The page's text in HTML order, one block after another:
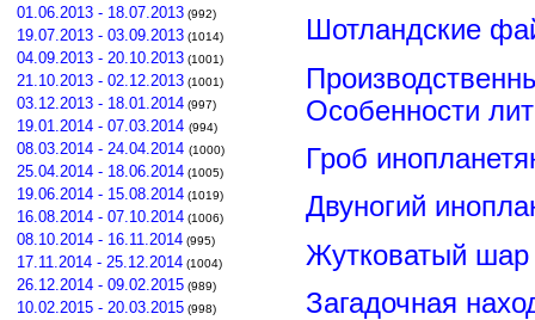
01.06.2013 - 18.07.2013 (992)
19.07.2013 - 03.09.2013 (1014)
04.09.2013 - 20.10.2013 (1001)
21.10.2013 - 02.12.2013 (1001)
03.12.2013 - 18.01.2014 (997)
19.01.2014 - 07.03.2014 (994)
08.03.2014 - 24.04.2014 (1000)
25.04.2014 - 18.06.2014 (1005)
19.06.2014 - 15.08.2014 (1019)
16.08.2014 - 07.10.2014 (1006)
08.10.2014 - 16.11.2014 (995)
17.11.2014 - 25.12.2014 (1004)
26.12.2014 - 09.02.2015 (989)
10.02.2015 - 20.03.2015 (998)
Шотландские
Особенности
Гроб
Двуногий
Жутковатый шар
Загадочная